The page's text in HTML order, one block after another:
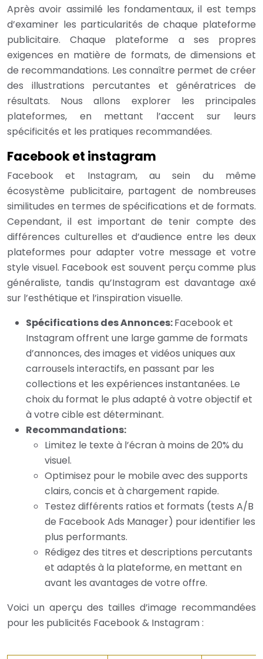
Après avoir assimilé les fondamentaux, il est temps
d’examiner les particularités de chaque plateforme
publicitaire. Chaque plateforme a ses propres
exigences en matière de formats, de dimensions et
de recommandations. Les connaître permet de créer
des illustrations percutantes et génératrices de
résultats. Nous allons explorer les principales
plateformes, en mettant l’accent sur leurs
spécificités et les pratiques recommandées.
Facebook et instagram
Facebook et Instagram, au sein du même
écosystème publicitaire, partagent de nombreuses
similitudes en termes de spécifications et de formats.
Cependant, il est important de tenir compte des
différences culturelles et d’audience entre les deux
plateformes pour adapter votre message et votre
style visuel. Facebook est souvent perçu comme plus
généraliste, tandis qu’Instagram est davantage axé
sur l’esthétique et l’inspiration visuelle.
Spécifications des Annonces:Facebook et
Instagram offrent une large gamme de formats
d’annonces, des images et vidéos uniques aux
carrousels interactifs, en passant par les
collections et les expériences instantanées. Le
choix du format le plus adapté à votre objectif et
à votre cible est déterminant.
Recommandations:
Limitez le texte à l’écran à moins de 20% du
visuel.
Optimisez pour le mobile avec des supports
clairs, concis et à chargement rapide.
Testez différents ratios et formats (tests A/B
de Facebook Ads Manager) pour identifier les
plus performants.
Rédigez des titres et descriptions percutants
et adaptés à la plateforme, en mettant en
avant les avantages de votre offre.
Voici un aperçu des tailles d’image recommandées
pour les publicités Facebook & Instagram :